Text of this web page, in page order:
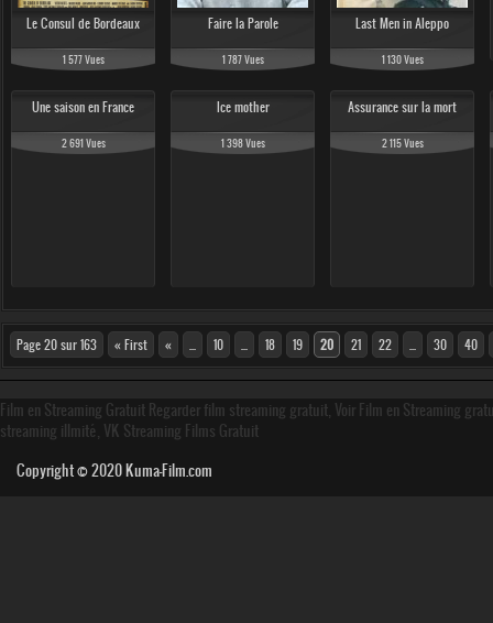
Le Consul de Bordeaux
1 577 Vues
Faire la Parole
1 787 Vues
Last Men in Aleppo
1 130 Vues
Une saison en France
2 691 Vues
Ice mother
1 398 Vues
Assurance sur la mort
2 115 Vues
Page 20 sur 163 « First « 10 18 19 20 21 22 30 40
Film en Streaming Gratuit Regarder film streaming gratuit, Voir Film en Streaming
streaming illmité, VK Streaming Films Gratuit
Copyright © 2020Kuma-Film.com